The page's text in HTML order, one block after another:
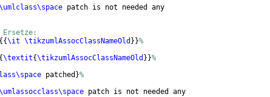
patch is not needed any
Ersetze:
{{\it \tikzumlAssocClassNameOld }}%
{\textit{\tikzumlAssocClassNameOld }}%
patched }%
patch is not needed any